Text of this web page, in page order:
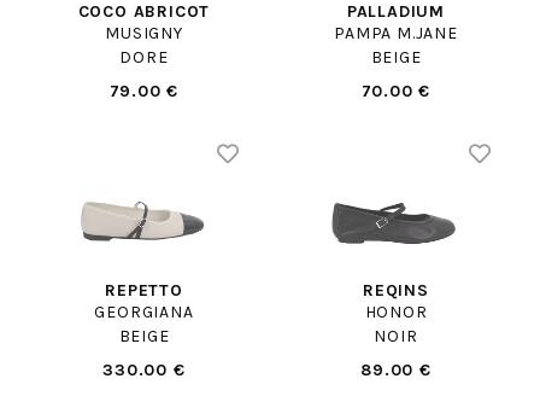
COCO ABRICOT
MUSIGNY
DORE
79.00 €
PALLADIUM
PAMPA M.JANE
BEIGE
70.00 €
REPETTO
GEORGIANA
BEIGE
330.00 €
REQINS
HONOR
NOIR
89.00 €